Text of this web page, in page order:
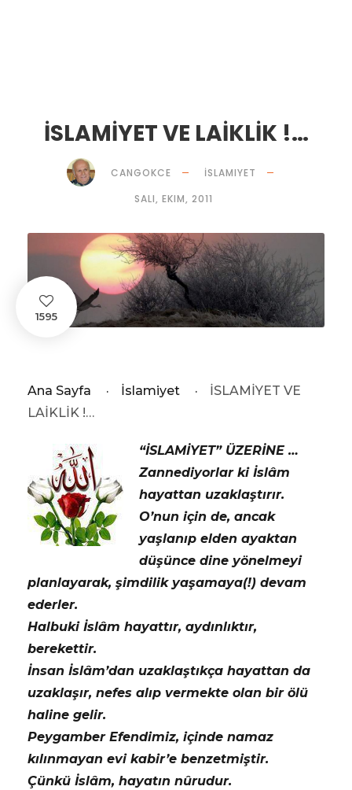
İSLAMİYET VE LAİKLİK !…
CANGOKCE
İSLAMIYET
SALI, EKIM, 2011
1595
Ana Sayfa · İslamiyet ·
İSLAMİYET VE
LAİKLİK !…
“İSLAMİYET” ÜZERİNE …
Zannediyorlar ki İslâm
hayattan uzaklaştırır.
O’nun için de, ancak
yaşlanıp elden ayaktan
düşünce dine yönelmeyi
planlayarak, şimdilik yaşamaya(!) devam
ederler.
Halbuki İslâm hayattır, aydınlıktır,
berekettir.
İnsan İslâm’dan uzaklaştıkça hayattan da
uzaklaşır, nefes alıp vermekte olan bir ölü
haline gelir.
Peygamber Efendimiz, içinde namaz
kılınmayan evi kabir’e benzetmiştir.
Çünkü İslâm, hayatın nûrudur.